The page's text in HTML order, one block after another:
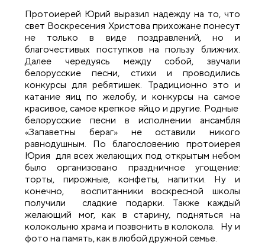
Протоиерей Юрий выразил надежду на то, что
свет Воскресения Христова прихожане понесут
не только в виде поздравлений, но и
благочестивых поступков на пользу ближних.
Далее чередуясь между собой, звучали
белорусские песни, стихи и проводились
конкурсы для ребятишек. Традиционно это и
катание яиц по желобу, и конкурсы на самое
красивое, самое крепкое яйцо и другие. Родные
белорусские песни в исполнении ансамбля
«Запаветны бераг» не оставили никого
равнодушным. По благословению протоиерея
Юрия для всех желающих под открытым небом
было организовано праздничное угощение:
торты, пирожные, конфеты, напитки. Ну и
конечно, воспитанники воскресной школы
получили сладкие подарки. Также каждый
желающий мог, как в старину, подняться на
колокольню храма и позвонить в колокола. Ну и
фото на память, как в любой дружной семье.